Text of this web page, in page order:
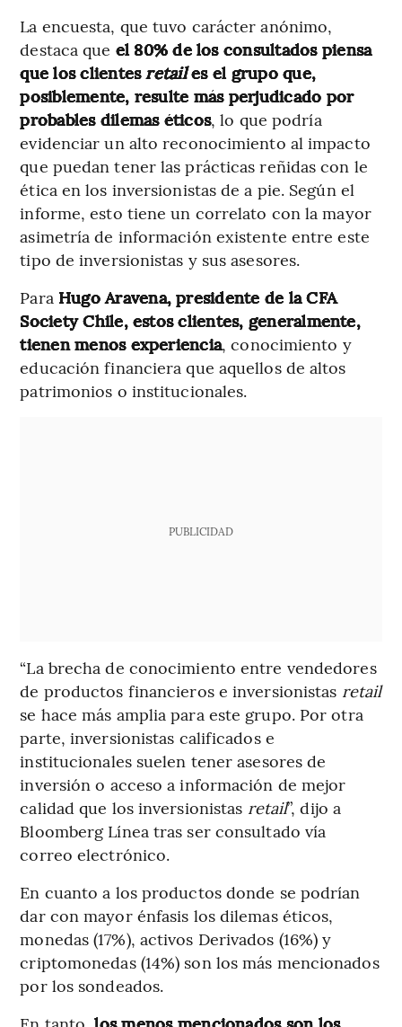
La encuesta, que tuvo carácter anónimo,
destaca que el 80% de los consultados piensa
que los clientes retailes el grupo que,
posiblemente, resulte más perjudicado por
probables dilemas éticos, lo que podría
evidenciar un alto reconocimiento al impacto
que puedan tener las prácticas reñidas con le
ética en los inversionistas de a pie. Según el
informe, esto tiene un correlato con la mayor
asimetría de información existente entre este
tipo de inversionistas y sus asesores.
Para Hugo Aravena, presidente de la CFA
Society Chile, estos clientes, generalmente,
tienen menos experiencia, conocimiento y
educación financiera que aquellos de altos
patrimonios o institucionales.
PUBLICIDAD
“La brecha de conocimiento entre vendedores
de productos financieros e inversionistas retail
se hace más amplia para este grupo. Por otra
parte, inversionistas calificados e
institucionales suelen tener asesores de
inversión o acceso a información de mejor
calidad que los inversionistas retail”, dijo a
Bloomberg Línea tras ser consultado vía
correo electrónico.
En cuanto a los productos donde se podrían
dar con mayor énfasis los dilemas éticos,
monedas (17%), activos Derivados (16%) y
criptomonedas (14%) son los más mencionados
por los sondeados.